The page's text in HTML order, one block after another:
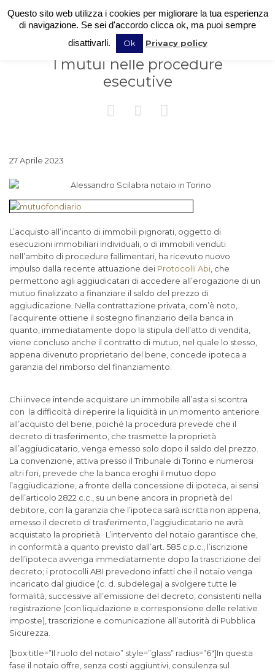
I mutui nelle procedure
esecutive
  
27 Aprile 2023
L’acquisto all’incanto di immobili pignorati, oggetto di
esecuzioni immobiliari individuali, o di immobili venduti
nell’ambito di procedure fallimentari, ha ricevuto nuovo
impulso dalla recente attuazione dei Protocolli Abi , che
permettono agli aggiudicatari di accedere all’erogazione di un
mutuo finalizzato a finanziare il saldo del prezzo di
aggiudicazione. Nella contrattazione privata, com’è noto,
l’acquirente ottiene il sostegno finanziario della banca in
quanto, immediatamente dopo la stipula dell’atto di vendita,
viene concluso anche il contratto di mutuo, nel quale lo stesso,
appena divenuto proprietario del bene, concede ipoteca a
garanzia del rimborso del finanziamento.
Chi invece intende acquistare un immobile all’asta si scontra
con la difficoltà di reperire la liquidità in un momento anteriore
all’acquisto del bene, poiché la procedura prevede che il
decreto di trasferimento, che trasmette la proprietà
all’aggiudicatario, venga emesso solo dopo il saldo del prezzo.
La convenzione, attiva presso il Tribunale di Torino e numerosi
altri fori, prevede che la banca eroghi il mutuo dopo
l’aggiudicazione, a fronte della concessione di ipoteca, ai sensi
dell’articolo 2822 c.c., su un bene ancora in proprietà del
debitore, con la garanzia che l’ipoteca sarà iscritta non appena,
emesso il decreto di trasferimento, l’aggiudicatario ne avrà
acquistato la proprietà. L’intervento del notaio garantisce che,
in conformità a quanto previsto dall’art. 585 c.p.c., l’iscrizione
dell’ipoteca avvenga immediatamente dopo la trascrizione del
decreto; i protocolli ABI prevedono infatti che il notaio venga
incaricato dal giudice (c. d. subdelega) a svolgere tutte le
formalità, successive all’emissione del decreto, consistenti nella
registrazione (con liquidazione e corresponsione delle relative
imposte), trascrizione e comunicazione all’autorità di Pubblica
Sicurezza.
[box title=”Il ruolo del notaio” style=”glass” radius=”6″]In questa
fase il notaio offre, senza costi aggiuntivi, consulenza sul
Questo sito web utilizza i cookies per migliorare la tua esperienza
di navigazione. Se sei d'accordo clicca ok, ma puoi sempre
disattivarli.
Ok Privacy policy